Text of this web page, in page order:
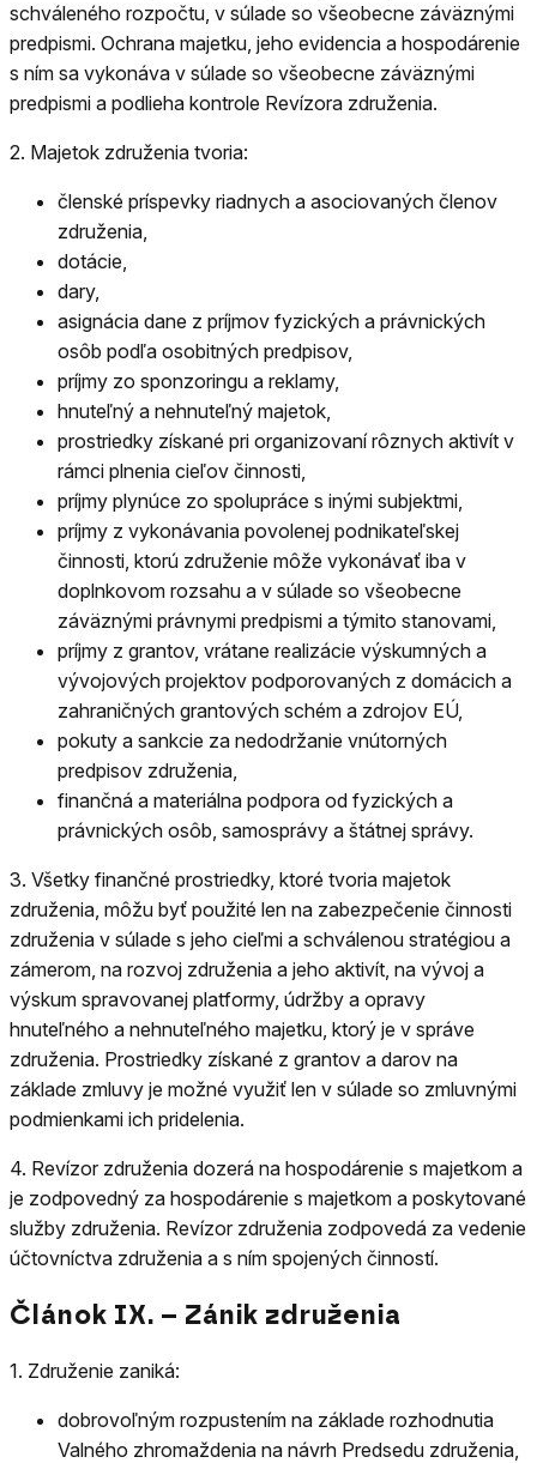
schváleného rozpočtu, v súlade so všeobecne záväznými
predpismi. Ochrana majetku, jeho evidencia a hospodárenie
s ním sa vykonáva v súlade so všeobecne záväznými
predpismi a podlieha kontrole Revízora združenia.
2. Majetok združenia tvoria:
členské príspevky riadnych a asociovaných členov
združenia,
dotácie,
dary,
asignácia dane z príjmov fyzických a právnických
osôb podľa osobitných predpisov,
príjmy zo sponzoringu a reklamy,
hnuteľný a nehnuteľný majetok,
prostriedky získané pri organizovaní rôznych aktivít v
rámci plnenia cieľov činnosti,
príjmy plynúce zo spolupráce s inými subjektmi,
príjmy z vykonávania povolenej podnikateľskej
činnosti, ktorú združenie môže vykonávať iba v
doplnkovom rozsahu a v súlade so všeobecne
záväznými právnymi predpismi a týmito stanovami,
príjmy z grantov, vrátane realizácie výskumných a
vývojových projektov podporovaných z domácich a
zahraničných grantových schém a zdrojov EÚ,
pokuty a sankcie za nedodržanie vnútorných
predpisov združenia,
finančná a materiálna podpora od fyzických a
právnických osôb, samosprávy a štátnej správy.
3. Všetky finančné prostriedky, ktoré tvoria majetok
združenia, môžu byť použité len na zabezpečenie činnosti
združenia v súlade s jeho cieľmi a schválenou stratégiou a
zámerom, na rozvoj združenia a jeho aktivít, na vývoj a
výskum spravovanej platformy, údržby a opravy
hnuteľného a nehnuteľného majetku, ktorý je v správe
združenia. Prostriedky získané z grantov a darov na
základe zmluvy je možné využiť len v súlade so zmluvnými
podmienkami ich pridelenia.
4. Revízor združenia dozerá na hospodárenie s majetkom a
je zodpovedný za hospodárenie s majetkom a poskytované
služby združenia. Revízor združenia zodpovedá za vedenie
účtovníctva združenia a s ním spojených činností.
Článok IX. – Zánik združenia
1. Združenie zaniká:
dobrovoľným rozpustením na základe rozhodnutia
Valného zhromaždenia na návrh Predsedu združenia,